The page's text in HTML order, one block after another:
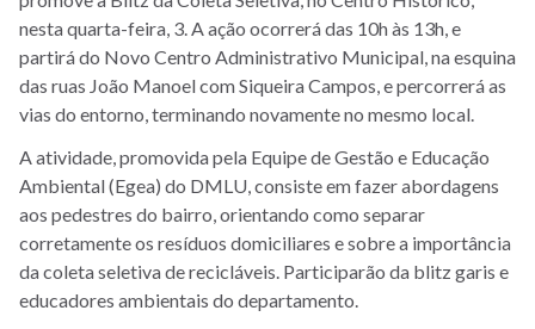
nesta quarta-feira, 3. A ação ocorrerá das 10h às 13h, e
partirá do Novo Centro Administrativo Municipal, na esquina
das ruas João Manoel com Siqueira Campos, e percorrerá as
vias do entorno, terminando novamente no mesmo local.
A atividade, promovida pela Equipe de Gestão e Educação
Ambiental (Egea) do DMLU, consiste em fazer abordagens
aos pedestres do bairro, orientando como separar
corretamente os resíduos domiciliares e sobre a importância
da coleta seletiva de recicláveis. Participarão da blitz garis e
educadores ambientais do departamento.